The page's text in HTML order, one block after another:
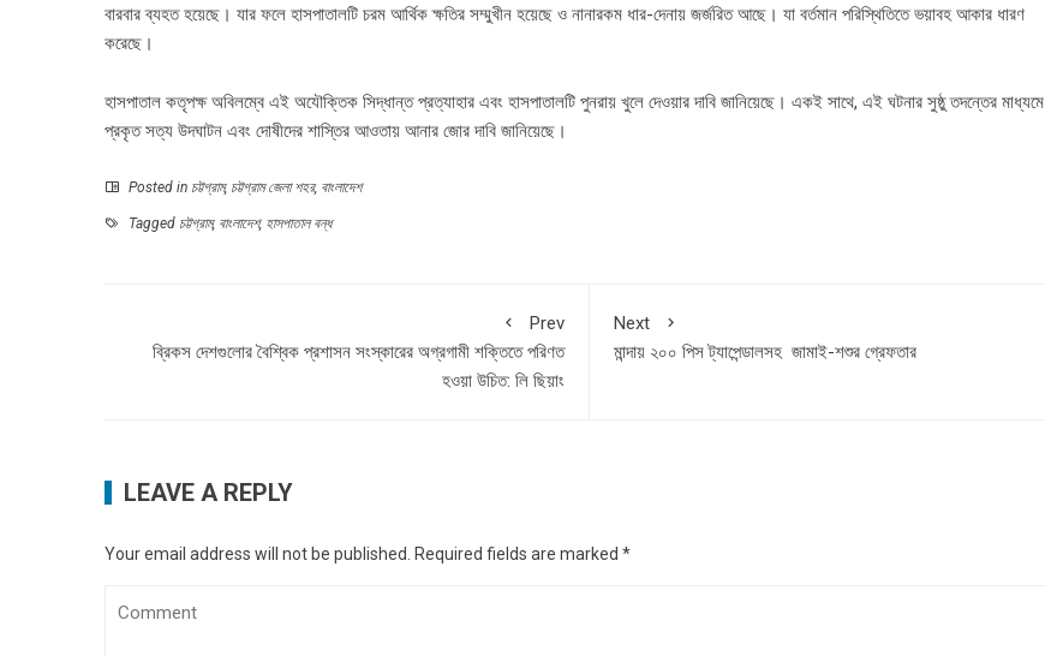
বারবার ব্যহত হয়েছে। যার ফলে হাসপাতালটি চরম আর্থিক ক্ষতির সম্মুখীন হয়েছে ও নানারকম ধার-দেনায় জর্জরিত আছে। যা বর্তমান পরিস্থিতিতে ভয়াবহ আকার ধারণ
করেছে।
হাসপাতাল কতৃপক্ষ অবিলম্বে এই অযৌক্তিক সিদ্ধান্ত প্রত্যাহার এবং হাসপাতালটি পুনরায় খুলে দেওয়ার দাবি জানিয়েছে। একই সাথে, এই ঘটনার সুষ্ঠু তদন্তের মাধ্যমে
প্রকৃত সত্য উদঘাটন এবং দোষীদের শাস্তির আওতায় আনার জোর দাবি জানিয়েছে।
Posted in চট্টগ্রাম, চট্টগ্রাম জেলা শহর, বাংলাদেশ
Tagged চট্টগ্রাম, বাংলাদেশ, হাসপাতাল বন্ধ
Prev
ব্রিকস দেশগুলোর বৈশ্বিক প্রশাসন সংস্কারের অগ্রগামী শক্তিতে পরিণত
হওয়া উচিত: লি ছিয়াং
Next
মান্দায় ২০০ পিস ট্যাপেন্ডালসহ জামাই-শশুর গ্রেফতার
LEAVE A REPLY
Your email address will not be published. Required fields are marked *